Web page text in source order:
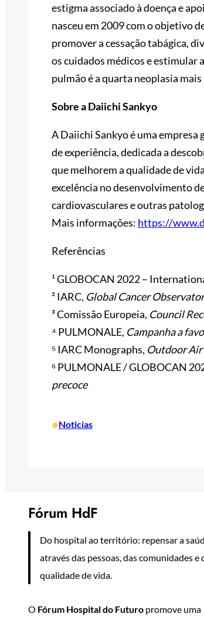
estigma associado à doença e
nasceu em 2009 com o objetivo
promover a cessação tabágica,
os cuidados médicos e estimular
pulmão é a quarta neoplasia
Sobre a Daiichi Sankyo
A Daiichi Sankyo é uma empresa
de experiência, dedicada a
que melhorem a qualidade de
excelência no desenvolvimento
cardiovasculares e outras
Mais informações: https://
Referências
¹ GLOBOCAN 2022 –
² IARC, Global Cancer
³ Comissão Europeia, Council
⁴ PULMONALE, Campanha a
⁵ IARC Monographs, Outdoor Air
⁶ PULMONALE / GLOBOCAN
precoce
•Noticias
Fórum HdF
Do hospital ao território: repensar a
através das pessoas, das comunidades e
qualidade de vida.
O Fórum Hospital do Futuro promove uma